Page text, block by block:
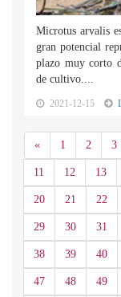
Microtus arvalis
gran potencial
plazo muy corto
de cultivo....
2021-12-15
«Anterior
1 2 3
11 12 13
20 21 22
29 30 31
38 39 40
47 48 49